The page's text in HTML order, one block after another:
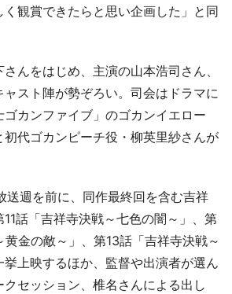
観賞できたらと思い企画した」と同
んをはじめ、主演の山本浩司さん、
スト陣が勢ぞろい。司会はドラマに
カンファイブ」のゴカンイエロー
代ゴカンピーチ役・柳英里紗さんが
週を前に、同作最終回を含む吉祥
話「吉祥寺決戦～七色の闇～」、第
黄金の敵～」、第13話「吉祥寺決戦～
上映するほか、監督や出演者が選ん
セッション、椎名さんによる出し